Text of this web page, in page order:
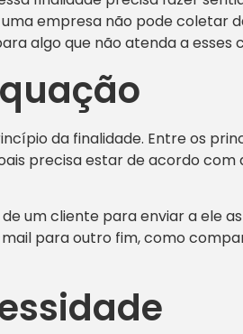
empresa não pode coletar
algo que não atenda a esses
da finalidade. Entre os
precisa estar de acordo
um cliente para enviar a ele
para outro fim, como